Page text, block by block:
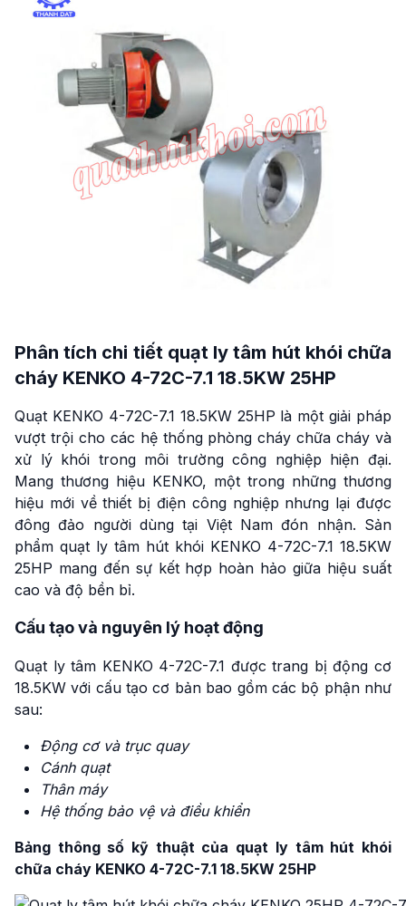
Phân tích chi tiết quạt ly tâm hút khói chữa
cháy KENKO 4-72C-7.1 18.5KW 25HP
Quạt KENKO 4-72C-7.1 18.5KW 25HP là một giải pháp
vượt trội cho các hệ thống phòng cháy chữa cháy và
xử lý khói trong môi trường công nghiệp hiện đại.
Mang thương hiệu KENKO, một trong những thương
hiệu mới về thiết bị điện công nghiệp nhưng lại được
đông đảo người dùng tại Việt Nam đón nhận. Sản
phẩm quạt ly tâm hút khói KENKO 4-72C-7.1 18.5KW
25HP mang đến sự kết hợp hoàn hảo giữa hiệu suất
cao và độ bền bỉ.
Cấu tạo và nguyên lý hoạt động
Quạt ly tâm KENKO 4-72C-7.1 được trang bị động cơ
18.5KW với cấu tạo cơ bản bao gồm các bộ phận như
sau:
Động cơ và trục quay
Cánh quạt
Thân máy
Hệ thống bảo vệ và điều khiển
Bảng thông số kỹ thuật của quạt ly tâm hút khói
chữa cháy KENKO 4-72C-7.1 18.5KW 25HP